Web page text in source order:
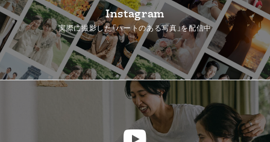
Instagram
実際に撮影した「ハートのある写真」を配信中